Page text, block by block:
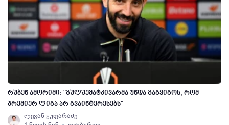
რუბენ ამორიმი: "გულშემატკივარმა უნდა გაგვიგოს, რომ
პრემიერ ლიგა არ გვაინტერესებს"
ლევან ყუფარაძე